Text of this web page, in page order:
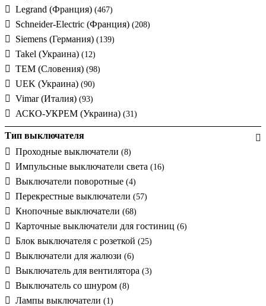
Legrand (Франция) (467)
Schneider-Electric (Франция) (208)
Siemens (Германия) (139)
Takel (Украина) (12)
TEM (Словения) (98)
UEK (Украина) (90)
Vimar (Италия) (93)
АСКО-УКРЕМ (Украина) (31)
Тип выключателя
Проходные выключатели (8)
Импульсные выключатели света (16)
Выключатели поворотные (4)
Перекрестные выключатели (57)
Кнопочные выключатели (68)
Карточные выключатели для гостиниц (6)
Блок выключателя с розеткой (25)
Выключатели для жалюзи (6)
Выключатель для вентилятора (3)
Выключатель со шнуром (8)
Лампы выключатели (1)